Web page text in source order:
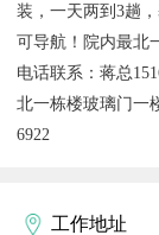
装，一天两到3趟
可导航！院内最北
电话联系：蒋总
北一栋楼玻璃门一
6922
工作地址